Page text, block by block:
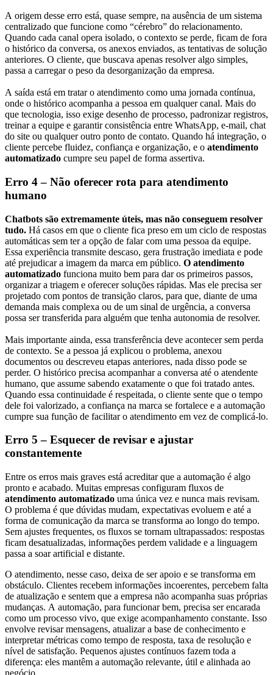
A origem desse erro está, quase sempre, na ausência de um sistema
centralizado que funcione como “cérebro” do relacionamento.
Quando cada canal opera isolado, o contexto se perde, ficam de fora
o histórico da conversa, os anexos enviados, as tentativas de solução
anteriores. O cliente, que buscava apenas resolver algo simples,
passa a carregar o peso da desorganização da empresa.
A saída está em tratar o atendimento como uma jornada contínua,
onde o histórico acompanha a pessoa em qualquer canal. Mais do
que tecnologia, isso exige desenho de processo, padronizar registros,
treinar a equipe e garantir consistência entre WhatsApp, e-mail, chat
do site ou qualquer outro ponto de contato. Quando há integração, o
cliente percebe fluidez, confiança e organização, e o atendimento
automatizado cumpre seu papel de forma assertiva.
Erro 4 – Não oferecer rota para atendimento
humano
Chatbots são extremamente úteis, mas não conseguem resolver
tudo. Há casos em que o cliente fica preso em um ciclo de respostas
automáticas sem ter a opção de falar com uma pessoa da equipe.
Essa experiência transmite descaso, gera frustração imediata e pode
até prejudicar a imagem da marca em público. O atendimento
automatizado funciona muito bem para dar os primeiros passos,
organizar a triagem e oferecer soluções rápidas. Mas ele precisa ser
projetado com pontos de transição claros, para que, diante de uma
demanda mais complexa ou de um sinal de urgência, a conversa
possa ser transferida para alguém que tenha autonomia de resolver.
Mais importante ainda, essa transferência deve acontecer sem perda
de contexto. Se a pessoa já explicou o problema, anexou
documentos ou descreveu etapas anteriores, nada disso pode se
perder. O histórico precisa acompanhar a conversa até o atendente
humano, que assume sabendo exatamente o que foi tratado antes.
Quando essa continuidade é respeitada, o cliente sente que o tempo
dele foi valorizado, a confiança na marca se fortalece e a automação
cumpre sua função de facilitar o atendimento em vez de complicá-lo.
Erro 5 – Esquecer de revisar e ajustar
constantemente
Entre os erros mais graves está acreditar que a automação é algo
pronto e acabado. Muitas empresas configuram fluxos de
atendimento automatizado uma única vez e nunca mais revisam.
O problema é que dúvidas mudam, expectativas evoluem e até a
forma de comunicação da marca se transforma ao longo do tempo.
Sem ajustes frequentes, os fluxos se tornam ultrapassados: respostas
ficam desatualizadas, informações perdem validade e a linguagem
passa a soar artificial e distante.
O atendimento, nesse caso, deixa de ser apoio e se transforma em
obstáculo. Clientes recebem informações incoerentes, percebem falta
de atualização e sentem que a empresa não acompanha suas próprias
mudanças. A automação, para funcionar bem, precisa ser encarada
como um processo vivo, que exige acompanhamento constante. Isso
envolve revisar mensagens, atualizar a base de conhecimento e
interpretar métricas como tempo de resposta, taxa de resolução e
nível de satisfação. Pequenos ajustes contínuos fazem toda a
diferença: eles mantêm a automação relevante, útil e alinhada ao
negócio.